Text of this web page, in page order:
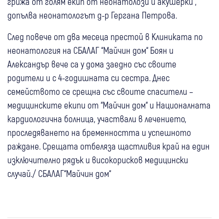
допълва неонатологът д-р Гергана Петрова.
След повече от два месеца престой в Клиниката по
неонатология на СБАЛАГ “Майчин дом“ Боян и
Александър вече са у дома заедно със своите
родители и с 4-годишната си сестра. Днес
семейството се срещна със своите спасители –
медицинските екипи от “Майчин дом“ и Националната
кардиологична болница, участвали в лечението,
проследяването на бременността и успешното
раждане. Срещата отбеляза щастливия край на един
изключително рядък и високорисков медицински
случай./ СБАЛАГ“Майчин дом“